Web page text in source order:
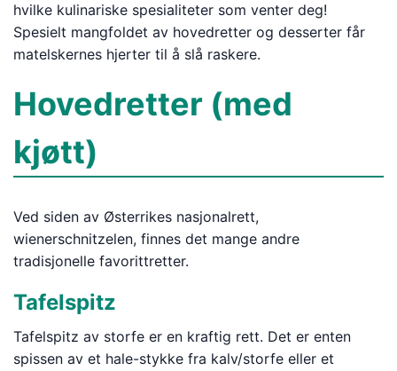
hvilke kulinariske spesialiteter som venter deg!
Spesielt mangfoldet av hovedretter og desserter får
matelskernes hjerter til å slå raskere.
Hovedretter (med
kjøtt)
Ved siden av Østerrikes nasjonalrett,
wienerschnitzelen, finnes det mange andre
tradisjonelle favorittretter.
Tafelspitz
Tafelspitz av storfe er en kraftig rett. Det er enten
spissen av et hale-stykke fra kalv/storfe eller et